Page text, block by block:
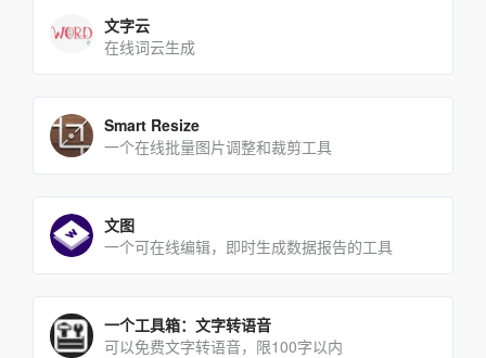
文字云
在线词云生成
Smart Resize
一个在线批量图片调整和裁剪工具
文图
一个可在线编辑，即时生成数据报告的工具
一个工具箱：文字转语音
可以免费文字转语音，限100字以内